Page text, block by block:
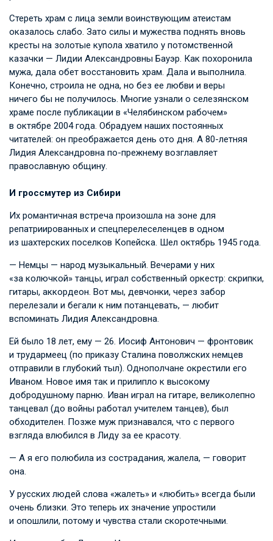
Стереть храм с лица земли воинствующим атеистам
оказалось слабо. Зато силы и мужества поднять вновь
кресты на золотые купола хватило у потомственной
казачки — Лидии Александровны Бауэр. Как похоронила
мужа, дала обет восстановить храм. Дала и выполнила.
Конечно, строила не одна, но без ее любви и веры
ничего бы не получилось. Многие узнали о селезянском
храме после публикации в «Челябинском рабочем»
в октябре 2004 года. Обрадуем наших постоянных
читателей: он преображается день ото дня. А 80-летняя
Лидия Александровна по-прежнему возглавляет
православную общину.
И гроссмутер из Сибири
Их романтичная встреча произошла на зоне для
репатриированных и спецперелеселенцев в одном
из шахтерских поселков Копейска. Шел октябрь 1945 года.
— Немцы — народ музыкальный. Вечерами у них
«за колючкой» танцы, играл собственный оркестр: скрипки,
гитары, аккордеон. Вот мы, девчонки, через забор
перелезали и бегали к ним потанцевать, — любит
вспоминать Лидия Александровна.
Ей было 18 лет, ему — 26. Иосиф Антонович — фронтовик
и трудармеец (по приказу Сталина поволжских немцев
отправили в глубокий тыл). Однополчане окрестили его
Иваном. Новое имя так и прилипло к высокому
добродушному парню. Иван играл на гитаре, великолепно
танцевал (до войны работал учителем танцев), был
обходителен. Позже муж признавался, что с первого
взгляда влюбился в Лиду за ее красоту.
— А я его полюбила из сострадания, жалела, — говорит
она.
У русских людей слова «жалеть» и «любить» всегда были
очень близки. Это теперь их значение упростили
и опошлили, потому и чувства стали скоротечными.